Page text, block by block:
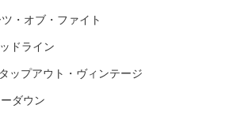
・オブ・ファイト
ドライン
ップアウト・ヴィンテージ
ダウン